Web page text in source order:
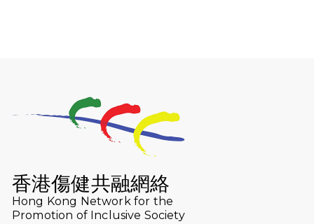
2026-07-23
猛龍長跑隊恆常練習 - 7月23日
（19:00開始）
猛龍長跑隊恆常練習 - 7月16日
2026-07-10
【猛龍戈壁118公里分享暨香港傷健共
融網絡15周年晚宴】
香港傷健共融網絡
Hong Kong Network for the
Promotion of Inclusive Society